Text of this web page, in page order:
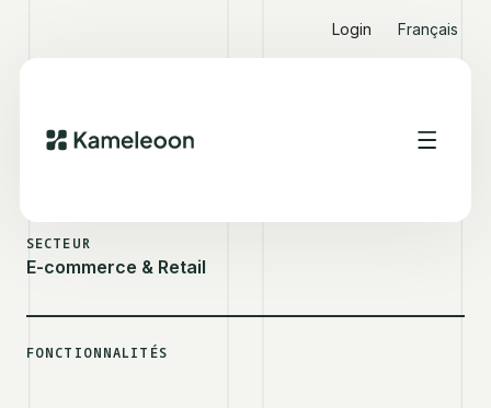
Login Français
VOIR D'AUTRES SUCCESS STORIES
SECTEUR
E-commerce & Retail
FONCTIONNALITÉS